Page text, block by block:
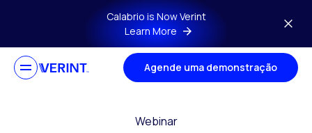
Skip to main contentCalabrio is Now Verint
Learn More
Agende uma demonstração
Webinar